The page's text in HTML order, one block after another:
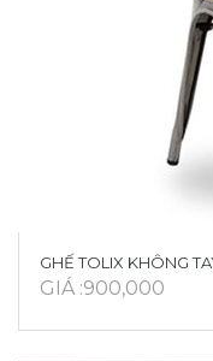
GHẾ TOLIX KHÔNG
GIÁ :900,000